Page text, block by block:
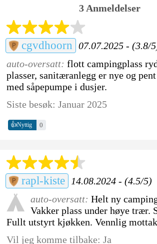
3 Anmeldelser
cgvdhoorn
07.07.2025 - (3.8/
auto-oversatt: flott campingplass
plasser, sanitæranlegg er nye og
med såpepumpe i dusjer.
Siste besøk: Januar 2025
👍Nyttig 0
rapl-kiste
14.08.2024 - (4.5/5)
auto-oversatt: Helt ny
Vakker plass under høye trær.
Fullt utstyrt kjøkken. Vennlig
Vil jeg komme tilbake: Ja